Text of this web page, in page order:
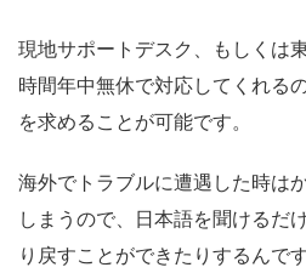
現地サポートデスク、もしくは
時間年中無休で対応してくれる
を求めることが可能です。
海外でトラブルに遭遇した時は
しまうので、日本語を聞けるだ
り戻すことができたりするんで